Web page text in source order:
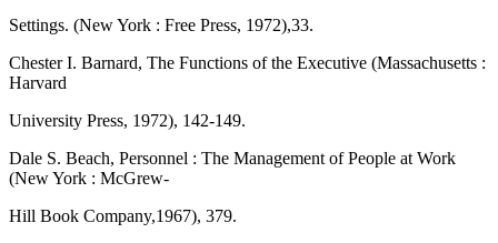
Settings. (New York : Free Press, 1972),33.
Chester I. Barnard, The Functions of the Executive (Massachusetts :
Harvard
University Press, 1972), 142-149.
Dale S. Beach, Personnel : The Management of People at Work
(New York : McGrew-
Hill Book Company,1967), 379.